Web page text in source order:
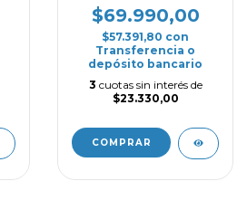
$69.990,00
$57.391,80 con
Transferencia o
depósito bancario
3 cuotas sin interés de
$23.330,00
COMPRAR